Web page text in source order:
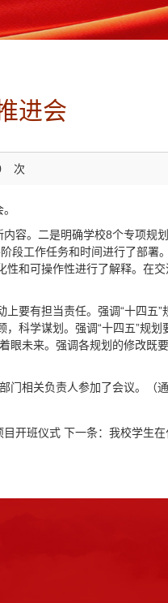
进会
次
容。二是明确学校8个专项规
段工作任务和时间进行了部署
和可操作性进行了解释。在
要有担当责任。强调“十四五”
科学谋划。强调“十四五”规
眼未来。强调各规划的修改既
门相关负责人参加了会议。（
目开班仪式 下一条： 我校学生